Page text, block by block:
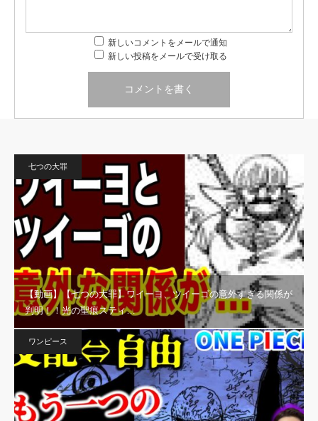
新しいコメントをメールで通知
新しい投稿をメールで受け取る
七つの大罪
【動画】【七つの大罪】ワイーヨ、ツイーゴの意外すぎる関係が
判明！！光の聖痕スティ…
ワンピース